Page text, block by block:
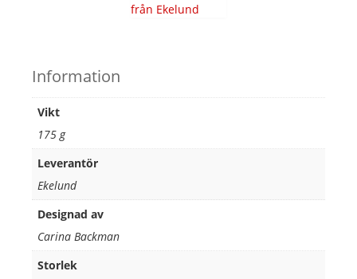
Information
Vikt
175 g
Leverantör
Ekelund
Designad av
Carina Backman
Storlek